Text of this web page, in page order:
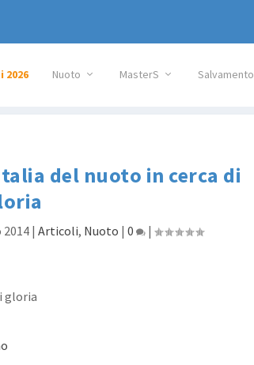
2026 Nuoto MasterS Salvamento
del nuoto in cerca di
2014| Articoli, Nuoto | 0 |